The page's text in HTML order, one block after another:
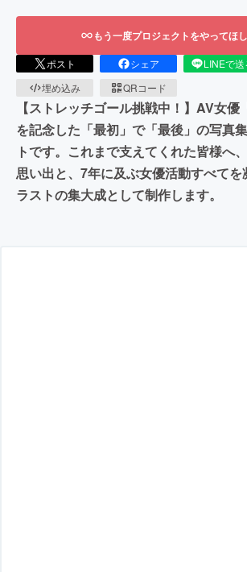
もう一度プロジェクトをやってほ
ポスト シェア LINEで送
埋め込み
QRコード
【ストレッチゴール挑戦中！】AV女
を記念した「最初」で「最後」の写真
トです。これまで支えてくれた皆様へ
思い出と、7年に及ぶ女優活動すべてを
ラストの集大成として制作します。